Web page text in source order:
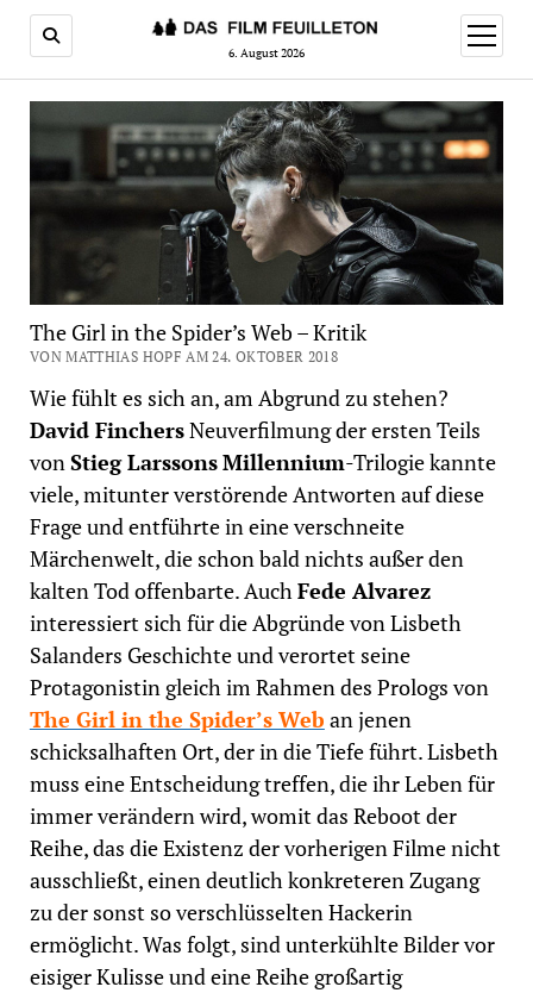
6. August 2026
Menü
öffnen
The Girl in the Spider’s Web – Kritik
VON MATTHIAS HOPF AM 24. OKTOBER 2018
Wie fühlt es sich an, am Abgrund zu stehen?
David FinchersNeuverfilmung der ersten Teils
vonStieg LarssonsMillennium-Trilogie kannte
viele, mitunter verstörende Antworten auf diese
Frage und entführte in eine verschneite
Märchenwelt, die schon bald nichts außer den
kalten Tod offenbarte. AuchFede Alvarez
interessiert sich für die Abgründe von Lisbeth
Salanders Geschichte und verortet seine
Protagonistin gleich im Rahmen des Prologs von
The Girl in the Spider’s Web an jenen
schicksalhaften Ort, der in die Tiefe führt. Lisbeth
muss eine Entscheidung treffen, die ihr Leben für
immer verändern wird, womit das Reboot der
Reihe, das die Existenz der vorherigen Filme nicht
ausschließt, einen deutlich konkreteren Zugang
zu der sonst so verschlüsselten Hackerin
ermöglicht. Was folgt, sind unterkühlte Bilder vor
eisiger Kulisse und eine Reihe großartig